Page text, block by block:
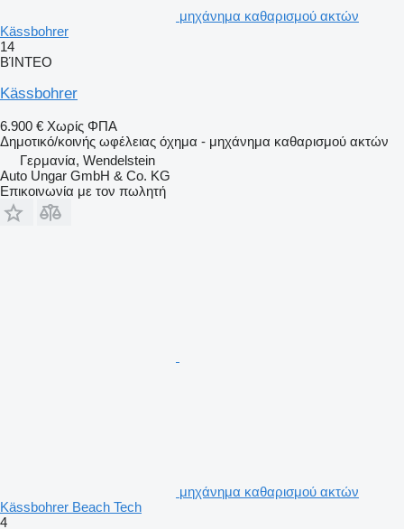
μηχάνημα καθαρισμού ακτών
Kässbohrer
14
ΒΊΝΤΕΟ
Kässbohrer
6.900 € Χωρίς ΦΠΑ
Δημοτικό/κοινής ωφέλειας όχημα - μηχάνημα καθαρισμού ακτών
Γερμανία, Wendelstein
Auto Ungar GmbH & Co. KG
Επικοινωνία με τον πωλητή
μηχάνημα καθαρισμού ακτών
Kässbohrer Beach Tech
4